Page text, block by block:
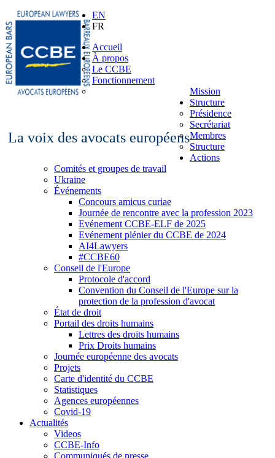
La voix des avocats européens
EN
FR
Accueil
À propos
Le CCBE
Fonctionnement
Mission
Structure
Présidence
Secrétariat
Membres
Structure
Actions
Comités et groupes de travail
Ukraine
Événements
Concours amicus curiae
Journée de rencontre avec la profession 2023
Evénement CCBE-ELF de 2025
Evénement plénier du CCBE de 2024
AI4Lawyers
#CCBE60
Conseil de l'Europe
Protocole d'accord
Convention du Conseil de l'Europe sur la
protection de la profession d'avocat
État de droit
Portail des droits humains
Lettres des droits humains
Prix Droits humains
Journée européenne des avocats
Projets
Carte d'identité du CCBE
Statistiques
Agences européennes
Covid-19
Actualités
Videos
CCBE-Info
Communiqués de presse